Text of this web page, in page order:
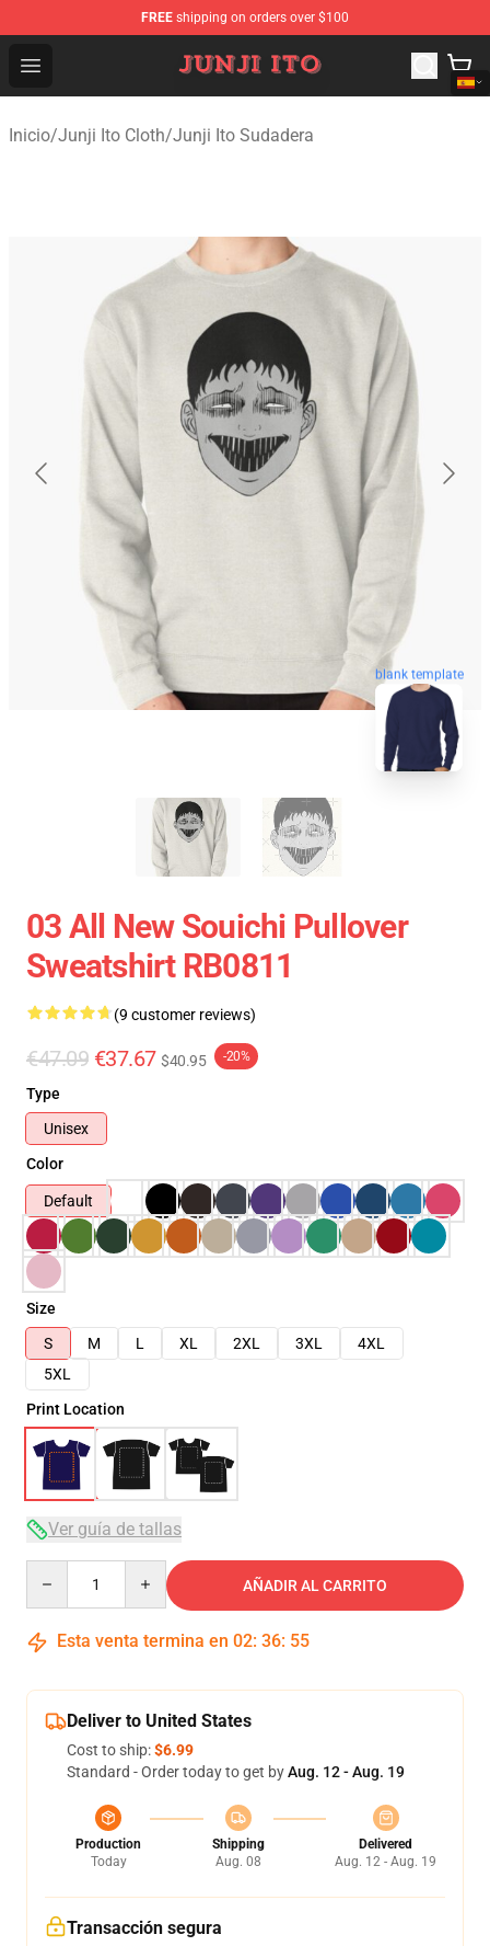
FREE shipping on orders over $100
Open menu
Junji Ito Store - Official Junji Ito Merchandise Shop
Inicio/Junji Ito Cloth/Junji Ito Sudadera
blank template
03 All New Souichi Pullover
Sweatshirt RB0811
(9 customer reviews)
€47.09 €37.67 $40.95 -20%
Type
Unisex
Color
Default
Size
S
M L XL 2XL 3XL
4XL
5XL
Print Location
Ver guía de tallas
AÑADIR AL CARRITO
Esta venta termina en 02: 36: 54
Deliver to United States
Cost to ship:$6.99
Standard - Order today to get byAug. 12 - Aug. 19
Production
Today
Shipping
Aug. 08
Delivered
Aug. 12 - Aug. 19
Transacción segura